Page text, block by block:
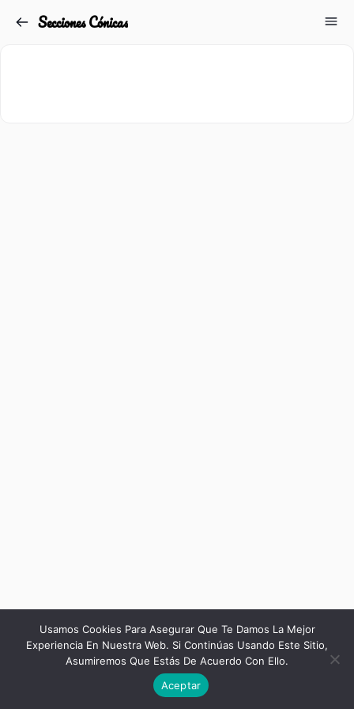
Secciones Cónicas
Usamos Cookies Para Asegurar Que Te Damos La Mejor
Experiencia En Nuestra Web. Si Continúas Usando Este Sitio,
Asumiremos Que Estás De Acuerdo Con Ello.
Aceptar